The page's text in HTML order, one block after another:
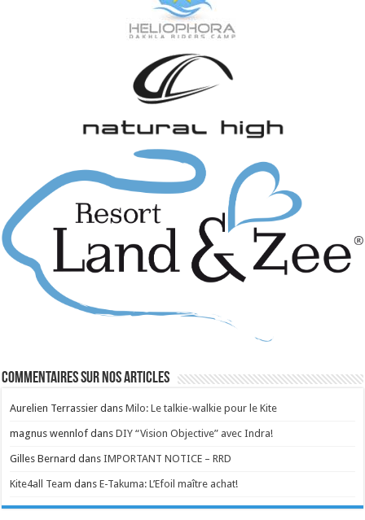
Commentaires sur nos articles
Aurelien Terrassier dansMilo: Le talkie-walkie pour le Kite
magnus wennlof dansDIY “Vision Objective” avec Indra!
Gilles Bernard dansIMPORTANT NOTICE – RRD
Kite4all Team dansE-Takuma: L’Efoil maître achat!